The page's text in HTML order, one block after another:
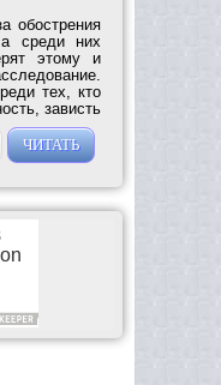
обострения
среди них
этому и
тех, кто
зависть
ЧИТАТЬ